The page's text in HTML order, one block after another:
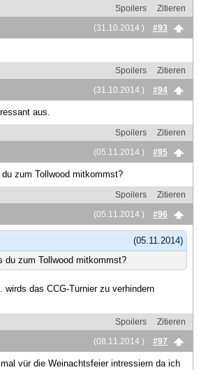
Spoilers
Zitieren
(31.10.2014 )
#93
Spoilers
Zitieren
(31.10.2014 )
#94
aus.
Spoilers
Zitieren
(05.11.2014 )
#95
zum Tollwood mitkommst?
Spoilers
Zitieren
(05.11.2014 )
#96
(05.11.2014)
du zum Tollwood mitkommst?
wirds das CCG-Turnier zu verhindern
Spoilers
Zitieren
(08.11.2014 )
#97
vür die Weinachtsfeier intressiern da ich